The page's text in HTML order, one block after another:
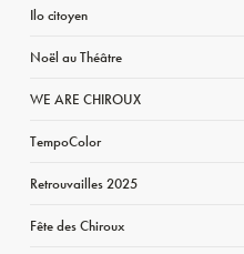
Ilo citoyen
Noël au Théâtre
WE ARE CHIROUX
TempoColor
Retrouvailles 2025
Fête des Chiroux